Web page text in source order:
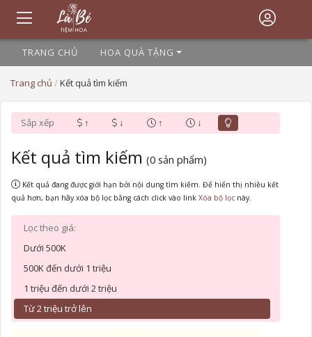
TRANG CHỦ HOA QUÀ TẶNG
Trang chủ /Kết quả tìm kiếm
Sắp xếp ↑ ↓ ↑ ↓
Kết quả tìm kiếm (0 sản phẩm)
Kết quả đang được giới hạn bởi nội dung tìm kiếm. Để hiển thị nhiều kết
quả hơn, bạn hãy xóa bộ lọc bằng cách click vào link Xóa bộ lọc này.
Lọc theo giá:
Dưới 500K
500K đến dưới 1 triệu
1 triệu đến dưới 2 triệu
Từ 2 triệu trở lên